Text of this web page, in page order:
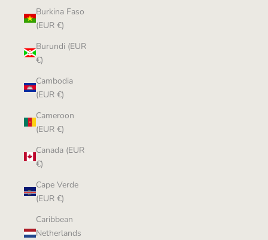
Burkina Faso
(EUR €)
Burundi (EUR
€)
Cambodia
(EUR €)
Cameroon
(EUR €)
Canada (EUR
€)
Cape Verde
(EUR €)
Caribbean
Netherlands